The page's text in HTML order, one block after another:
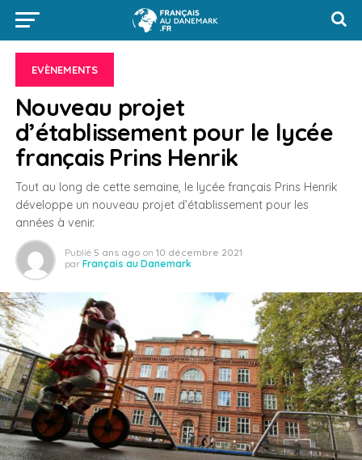
EVÈNEMENTS
Nouveau projet
d’établissement pour le lycée
français Prins Henrik
Tout au long de cette semaine, le lycée français Prins Henrik
développe un nouveau projet d’établissement pour les
années à venir.
Publié 5 ans ago on 10 décembre 2021
par Français au Danemark